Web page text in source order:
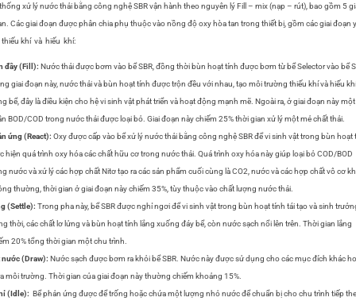
xử lý nước thải bằng công nghệ SBR vận hành theo nguyên lý Fill – mix (nạp – rút), bao gồm 5
Các giai đoạn được phân chia phụ thuộc vào nồng độ oxy hòa tan trong thiết bị, gồm các giai đoạn
thiếu khí và hiếu khí:
đầy (Fill): Nước thải được bơm vào bể SBR, đồng thời bùn hoạt tính được bơm từ bể Selector vào bể
giai đoạn này, nước thải và bùn hoạt tính được trộn đều với nhau, tạo môi trường thiếu khí và hiếu khí
bể, đây là điều kiện cho hệ vi sinh vật phát triển và hoạt động mạnh mẽ. Ngoài ra, ở giai đoạn này một
BOD/COD trong nước thải được loại bỏ. Giai đoạn này chiếm 25% thời gian xử lý một mẻ chất thải.
ứng (React): Oxy được cấp vào bể xử lý nước thải bằng công nghệ SBR để vi sinh vật trong bùn hoạt
hiện quá trình oxy hóa các chất hữu cơ trong nước thải. Quá trình oxy hóa này giúp loại bỏ COD/BOD
nước và xử lý các hợp chất Nitơ tạo ra các sản phẩm cuối cùng là CO2, nước và các hợp chất vô cơ
thường, thời gian ở giai đoạn này chiếm 35%, tùy thuộc vào chất lượng nước thải.
(Settle): Trong pha này, bể SBR được nghỉ ngơi để vi sinh vật trong bùn hoạt tính tái tạo và sinh
thời, các chất lơ lửng và bùn hoạt tính lắng xuống đáy bể, còn nước sạch nổi lên trên. Thời gian lắng
20% tổng thời gian một chu trình.
nước (Draw): Nước sạch được bơm ra khỏi bể SBR. Nước này được sử dụng cho các mục đích khác
môi trường. Thời gian của giai đoạn này thường chiếm khoảng 15%.
(Idle): Bể phản ứng được để trống hoặc chứa một lượng nhỏ nước để chuẩn bị cho chu trình tiếp